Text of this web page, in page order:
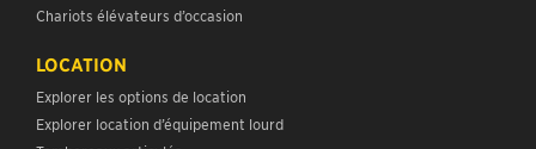
Chariots élévateurs d’occasion
LOCATION
Explorer les options de location
Explorer location d’équipement lourd